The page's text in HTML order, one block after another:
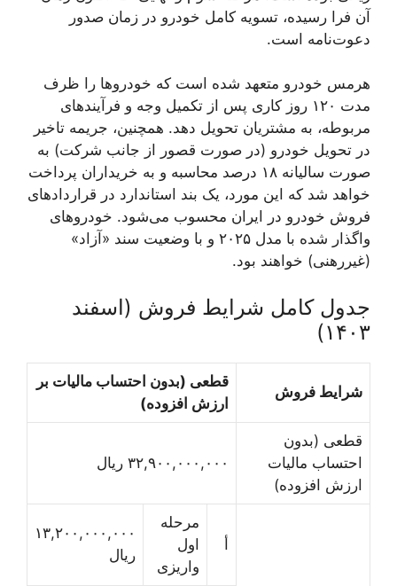
آن فرا رسیده، تسویه کامل خودرو در زمان صدور
دعوت‌نامه است.
هرمس خودرو متعهد شده است که خودروها را ظرف
مدت ۱۲۰ روز کاری پس از تکمیل وجه و فرآیندهای
مربوطه، به مشتریان تحویل دهد. همچنین، جریمه تاخیر
در تحویل خودرو (در صورت قصور از جانب شرکت) به
صورت سالیانه ۱۸ درصد محاسبه و به خریداران پرداخت
خواهد شد که این مورد، یک بند استاندارد در قراردادهای
فروش خودرو در ایران محسوب می‌شود. خودروهای
واگذار شده با مدل ۲۰۲۵ و با وضعیت سند «آزاد»
(غیررهنی) خواهند بود.
جدول کامل شرایط فروش (اسفند
۱۴۰۳)
شرایط فروش
قطعی (بدون احتساب مالیات بر
ارزش افزوده)
قطعی (بدون
احتساب مالیات
ارزش افزوده)
۳۲,۹۰۰,۰۰۰,۰۰۰ ریال
أ
مرحله
اول
واریزی
۱۳,۲۰۰,۰۰۰,۰۰۰
ریال